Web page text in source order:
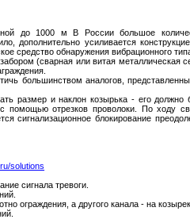
до 1000 м В России большое
дополнительно усиливается
средство обнаружения вибрационного
(сварная или витая металлическая
большинством аналогов,
размер и наклон козырька - его должно
помощью отрезков проволоки. По ходу
сигнализационное блокирование
solutions
сигнала тревоги.
ограждения, а другого канала - на козырек.